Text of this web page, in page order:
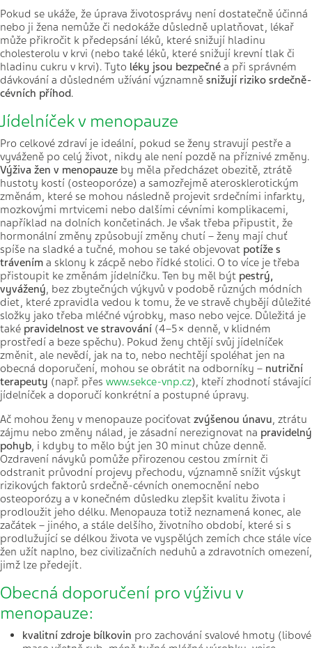
Pokud se ukáže, že úprava životosprávy není dostatečně účinná
nebo ji žena nemůže či nedokáže důsledně uplatňovat, lékař
může přikročit k předepsání léků, které snižují hladinu
cholesterolu v krvi (nebo také léků, které snižují krevní tlak či
hladinu cukru v krvi). Tyto léky jsou bezpečné a při správném
dávkování a důsledném užívání významně snižují riziko srdečně-
cévních příhod.
Jídelníček v menopauze
Pro celkové zdraví je ideální, pokud se ženy stravují pestře a
vyváženě po celý život, nikdy ale není pozdě na příznivé změny.
Výživa žen v menopauze by měla předcházet obezitě, ztrátě
hustoty kostí (osteoporóze) a samozřejmě aterosklerotickým
změnám, které se mohou následně projevit srdečními infarkty,
mozkovými mrtvicemi nebo dalšími cévními komplikacemi,
například na dolních končetinách. Je však třeba připustit, že
hormonální změny způsobují změny chutí – ženy mají chuť
spíše na sladké a tučné, mohou se také objevovat potíže s
trávením a sklony k zácpě nebo řídké stolici. O to více je třeba
přistoupit ke změnám jídelníčku. Ten by měl být pestrý,
vyvážený, bez zbytečných výkyvů v podobě různých módních
diet, které zpravidla vedou k tomu, že ve stravě chybějí důležité
složky jako třeba mléčné výrobky, maso nebo vejce. Důležitá je
také pravidelnost ve stravování (4–5× denně, v klidném
prostředí a beze spěchu). Pokud ženy chtějí svůj jídelníček
změnit, ale nevědí, jak na to, nebo nechtějí spoléhat jen na
obecná doporučení, mohou se obrátit na odborníky – nutriční
terapeuty (např. přes www.sekce-vnp.cz), kteří zhodnotí stávající
jídelníček a doporučí konkrétní a postupné úpravy.
Ač mohou ženy v menopauze pociťovat zvýšenou únavu, ztrátu
zájmu nebo změny nálad, je zásadní nerezignovat na pravidelný
pohyb, i kdyby to mělo být jen 30 minut chůze denně.
Ozdravení návyků pomůže přirozenou cestou zmírnit či
odstranit průvodní projevy přechodu, významně snížit výskyt
rizikových faktorů srdečně-cévních onemocnění nebo
osteoporózy a v konečném důsledku zlepšit kvalitu života i
prodloužit jeho délku. Menopauza totiž neznamená konec, ale
začátek – jiného, a stále delšího, životního období, které si s
prodlužující se délkou života ve vyspělých zemích chce stále více
žen užít naplno, bez civilizačních neduhů a zdravotních omezení,
jimž lze předejít.
Obecná doporučení pro výživu v
menopauze:
kvalitní zdroje bílkovin pro zachování svalové hmoty (libové